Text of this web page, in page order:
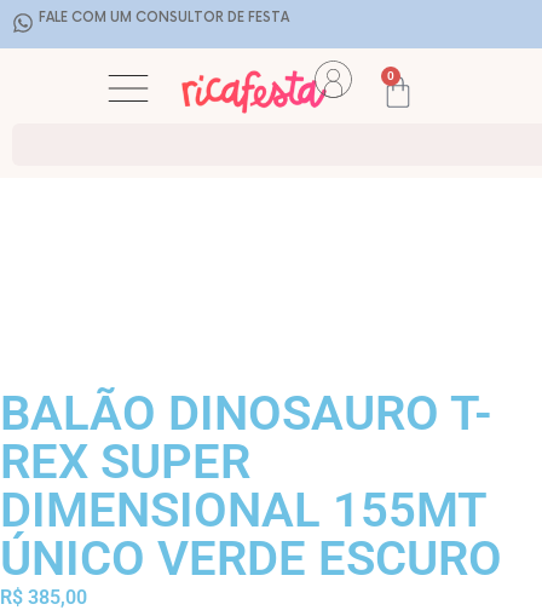
FALE COM UM CONSULTOR DE FESTA
0
BALÃO DINOSAURO T-
REX SUPER
DIMENSIONAL 155MT
ÚNICO VERDE ESCURO
R$ 385,00